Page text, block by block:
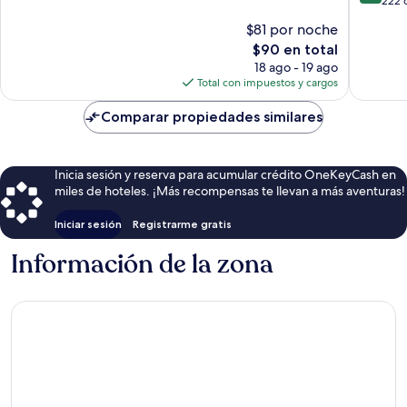
$81 por noche
El
precio
actual
es
de
$90
$90 en total
18 ago - 19 ago
Total con impuestos y cargos
Comparar propiedades similares
Inicia sesión y reserva para acumular crédito OneKeyCash en
miles de hoteles. ¡Más recompensas te llevan a más aventuras!
Iniciar sesión Registrarme gratis
Información de la zona